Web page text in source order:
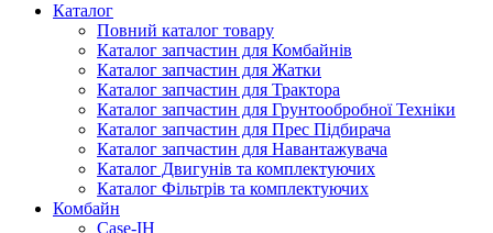
Каталог
Повний каталог товару
Каталог запчастин для Комбайнів
Каталог запчастин для Жатки
Каталог запчастин для Трактора
Каталог запчастин для Грунтообробної Техніки
Каталог запчастин для Прес Підбирача
Каталог запчастин для Навантажувача
Каталог Двигунів та комплектуючих
Каталог Фільтрів та комплектуючих
Комбайн
Case-IH